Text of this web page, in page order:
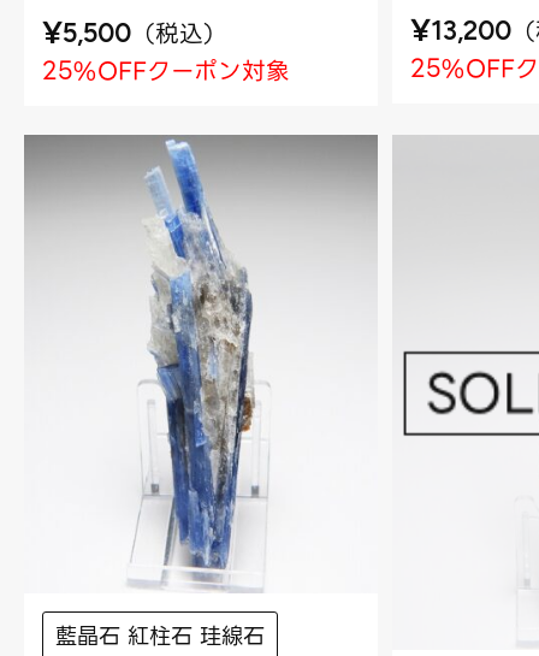
¥5,500 （税込）
25%OFFクーポン対象
¥13,200 （
25%OFF
藍晶石 紅柱石 珪線石